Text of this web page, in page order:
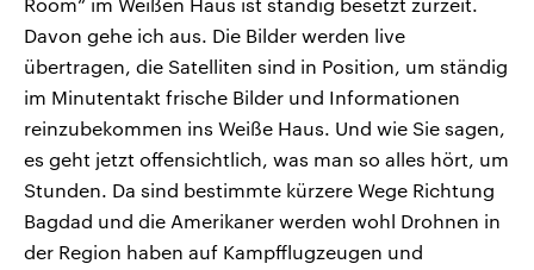
Room“ im Weißen Haus ist ständig besetzt zurzeit.
Davon gehe ich aus. Die Bilder werden live
übertragen, die Satelliten sind in Position, um ständig
im Minutentakt frische Bilder und Informationen
reinzubekommen ins Weiße Haus. Und wie Sie sagen,
es geht jetzt offensichtlich, was man so alles hört, um
Stunden. Da sind bestimmte kürzere Wege Richtung
Bagdad und die Amerikaner werden wohl Drohnen in
der Region haben auf Kampfflugzeugen und